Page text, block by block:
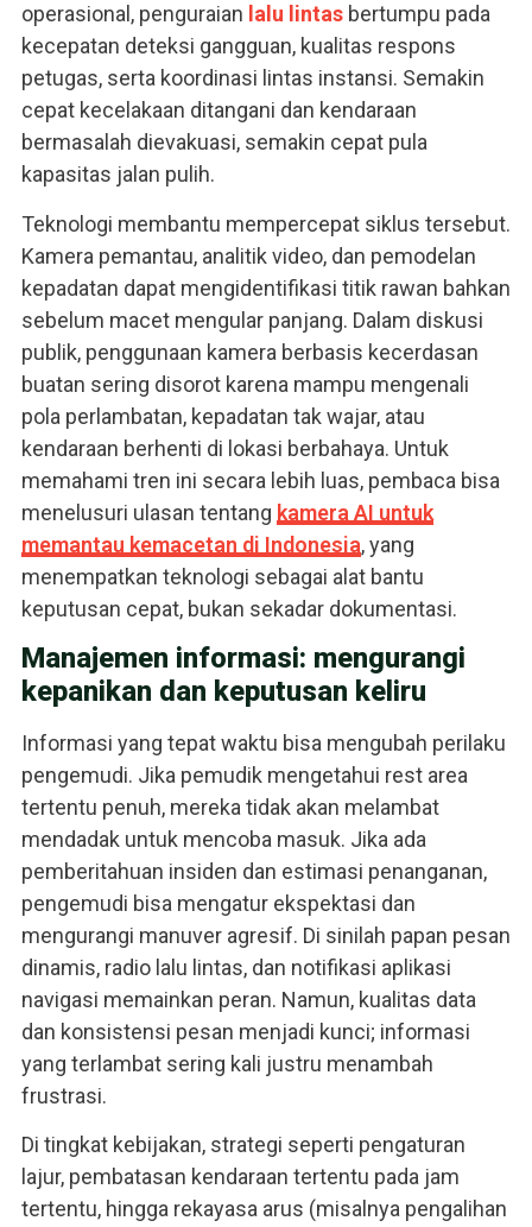
operasional, penguraian lalu lintas bertumpu pada
kecepatan deteksi gangguan, kualitas respons
petugas, serta koordinasi lintas instansi. Semakin
cepat kecelakaan ditangani dan kendaraan
bermasalah dievakuasi, semakin cepat pula
kapasitas jalan pulih.
Teknologi membantu mempercepat siklus tersebut.
Kamera pemantau, analitik video, dan pemodelan
kepadatan dapat mengidentifikasi titik rawan bahkan
sebelum macet mengular panjang. Dalam diskusi
publik, penggunaan kamera berbasis kecerdasan
buatan sering disorot karena mampu mengenali
pola perlambatan, kepadatan tak wajar, atau
kendaraan berhenti di lokasi berbahaya. Untuk
memahami tren ini secara lebih luas, pembaca bisa
menelusuri ulasan tentang kamera AI untuk
memantau kemacetan di Indonesia, yang
menempatkan teknologi sebagai alat bantu
keputusan cepat, bukan sekadar dokumentasi.
Manajemen informasi: mengurangi
kepanikan dan keputusan keliru
Informasi yang tepat waktu bisa mengubah perilaku
pengemudi. Jika pemudik mengetahui rest area
tertentu penuh, mereka tidak akan melambat
mendadak untuk mencoba masuk. Jika ada
pemberitahuan insiden dan estimasi penanganan,
pengemudi bisa mengatur ekspektasi dan
mengurangi manuver agresif. Di sinilah papan pesan
dinamis, radio lalu lintas, dan notifikasi aplikasi
navigasi memainkan peran. Namun, kualitas data
dan konsistensi pesan menjadi kunci; informasi
yang terlambat sering kali justru menambah
frustrasi.
Di tingkat kebijakan, strategi seperti pengaturan
lajur, pembatasan kendaraan tertentu pada jam
tertentu, hingga rekayasa arus (misalnya pengalihan